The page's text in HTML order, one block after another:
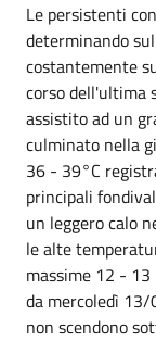
Le persistenti
determinando
costantemente
corso dell'ultima
assistito ad un
culminato nella
36 - 39°C
principali
un leggero calo
le alte
massime 12 - 13
da mercoledì
non scendono